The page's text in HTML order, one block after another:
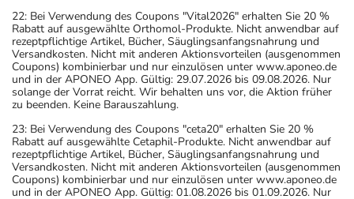
22: Bei Verwendung des Coupons "Vital2026" erhalten Sie 20 %
Rabatt auf ausgewählte Orthomol-Produkte. Nicht anwendbar auf
rezeptpflichtige Artikel, Bücher, Säuglingsanfangsnahrung und
Versandkosten. Nicht mit anderen Aktionsvorteilen (ausgenommen
Coupons) kombinierbar und nur einzulösen unter www.aponeo.de
und in der APONEO App. Gültig: 29.07.2026 bis 09.08.2026. Nur
solange der Vorrat reicht. Wir behalten uns vor, die Aktion früher
zu beenden. Keine Barauszahlung.
23: Bei Verwendung des Coupons "ceta20" erhalten Sie 20 %
Rabatt auf ausgewählte Cetaphil-Produkte. Nicht anwendbar auf
rezeptpflichtige Artikel, Bücher, Säuglingsanfangsnahrung und
Versandkosten. Nicht mit anderen Aktionsvorteilen (ausgenommen
Coupons) kombinierbar und nur einzulösen unter www.aponeo.de
und in der APONEO App. Gültig: 01.08.2026 bis 01.09.2026. Nur